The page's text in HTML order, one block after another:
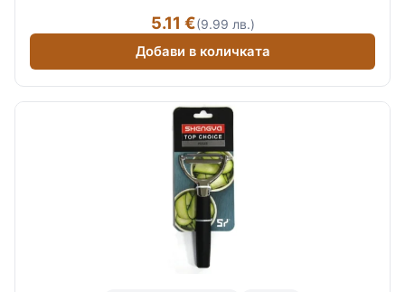
5.11 €(9.99 лв.)
Добави в количката